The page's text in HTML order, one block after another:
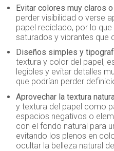
Evitar colores muy claros
perder visibilidad o verse
papel reciclado, por lo
saturados y vibrantes que
Diseños simples y
textura y color del papel,
legibles y evitar detalles
que podrían perder
Aprovechar la textura
y textura del papel como
espacios negativos o
con el fondo natural para
evitando los plenos en
ocultar la belleza natural